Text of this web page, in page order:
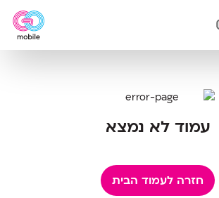
עמוד לא נמצא
חזרה לעמוד הבית